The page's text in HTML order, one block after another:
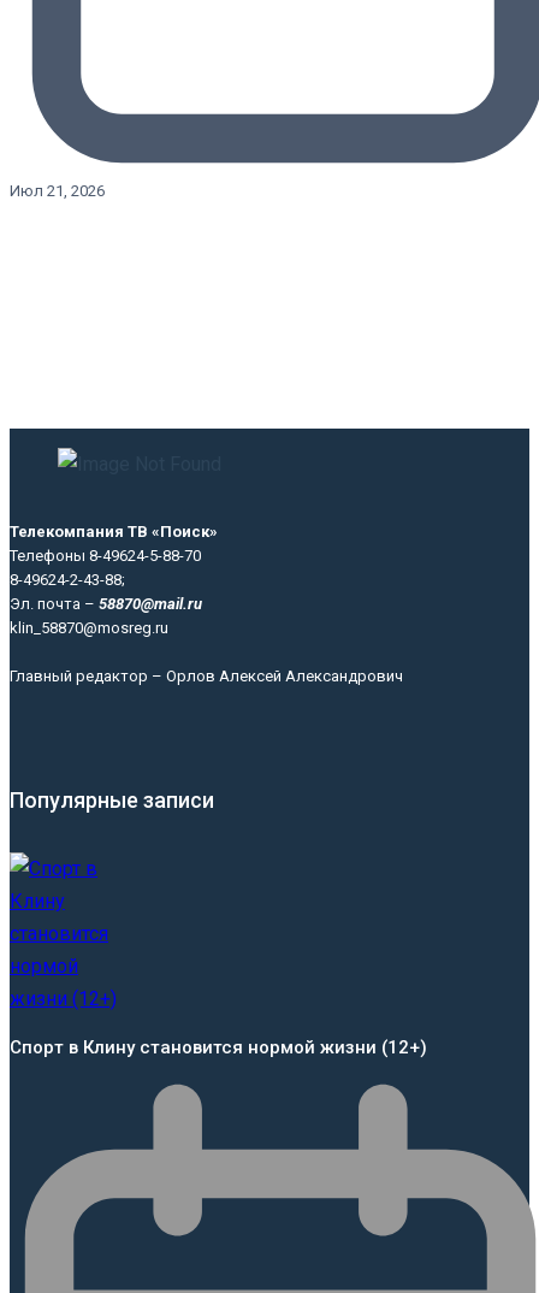
Июл 21, 2026
Телекомпания ТВ «Поиск»
Телефоны 8-49624-5-88-70
8-49624-2-43-88;
Эл. почта – 58870@mail.ru
klin_58870@mosreg.ru
Главный редактор – Орлов Алексей Александрович
Популярные записи
Спорт в Клину становится нормой жизни (12+)